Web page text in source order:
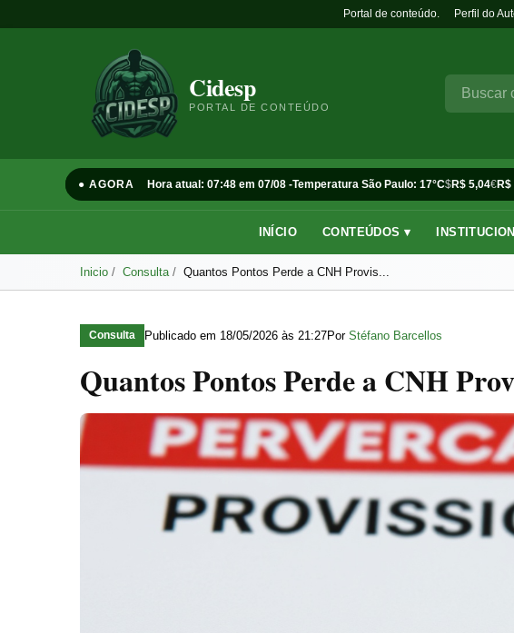
Portal de conteúdo. Perfil do
Cidesp
PORTAL DE CONTEÚDO
● AGORA Hora atual: 07:48 em 07/08 -Temperatura São Paulo: 17°C$R$ 5,04€R$
INÍCIO CONTEÚDOS ▾
Inicio Consulta Quantos Pontos Perde a CNH Provis...
Consulta Publicado em 18/05/2026 às 21:27Por Stéfano Barcellos
Quantos Pontos Perde a CNH